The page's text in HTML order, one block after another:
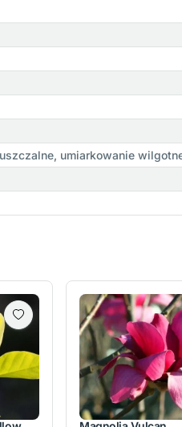
umiarkowanie